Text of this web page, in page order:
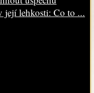
její lehkosti: Co to ...